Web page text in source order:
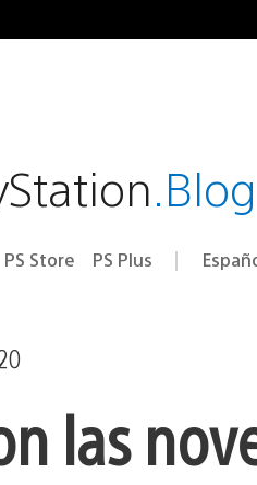
.Blog
PS Store PS Plus
las